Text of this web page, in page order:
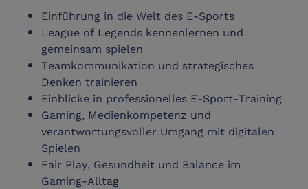
Einführung in die Welt des E-Sports
League of Legends kennenlernen und
gemeinsam spielen
Teamkommunikation und strategisches
Denken trainieren
Einblicke in professionelles E-Sport-Training
Gaming, Medienkompetenz und
verantwortungsvoller Umgang mit digitalen
Spielen
Fair Play, Gesundheit und Balance im
Gaming-Alltag